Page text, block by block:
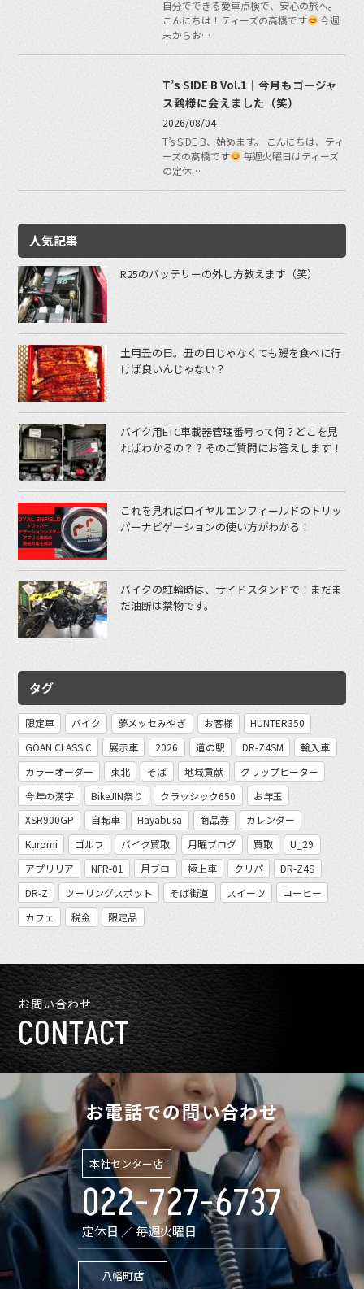
自分でできる愛車点検で、安心の旅へ。
こんにちは！ティーズの高橋です
今週
末からお…
T’s SIDE B Vol.1｜今月もゴージャ
ス鶏様に会えました（笑）
2026/08/04
T’s SIDE B、始めます。 こんにちは、ティ
ーズの髙橋です
毎週火曜日はティーズ
の定休…
人気記事
R25のバッテリーの外し方教えます（笑）
土用丑の日。丑の日じゃなくても鰻を食べに行
けば良いんじゃない？
バイク用ETC車載器管理番号って何？どこを見
ればわかるの？？そのご質問にお答えします！
これを見ればロイヤルエンフィールドのトリッ
パーナビゲーションの使い方がわかる！
バイクの駐輪時は、サイドスタンドで！まだま
だ油断は禁物です。
タグ
限定車 バイク 夢メッセみやぎ お客様
HUNTER350
GOAN CLASSIC
展示車 2026 道の駅 DR-Z4SM
輸入車
カラーオーダー
東北 そば 地域貢献
グリップヒーター
今年の漢字
BikeJIN祭り クラッシック650
お年玉
XSR900GP
自転車 Hayabusa 商品券
カレンダー
Kuromi
ゴルフ バイク買取 月曜ブログ 買取
U_29
アプリリア
NFR-01 月ブロ 極上車 クリパ
DR-Z4S
DR-Z
ツーリングスポット そば街道 スイーツ
コーヒー
カフェ
税金 限定品
お問い合わせ
CONTACT
お電話での問い合わせ
本社センター店
022-727-6737
定休日 ／ 毎週火曜日
八幡町店